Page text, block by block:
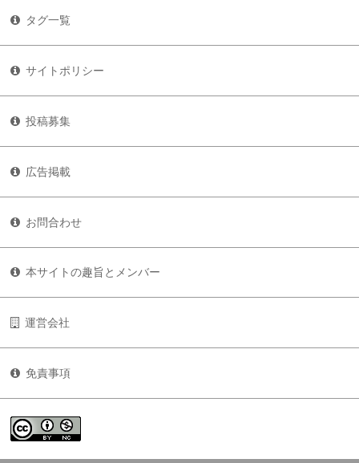
タグ一覧
サイトポリシー
投稿募集
広告掲載
お問合わせ
本サイトの趣旨とメンバー
運営会社
免責事項